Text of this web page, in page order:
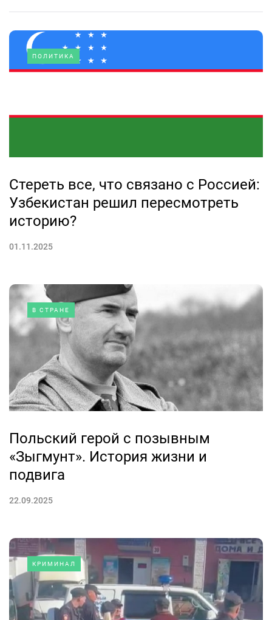
ПОЛИТИКА
Стереть все, что связано с Россией:
Узбекистан решил пересмотреть
историю?
01.11.2025
В СТРАНЕ
Польский герой с позывным
«Зыгмунт». История жизни и
подвига
22.09.2025
КРИМИНАЛ